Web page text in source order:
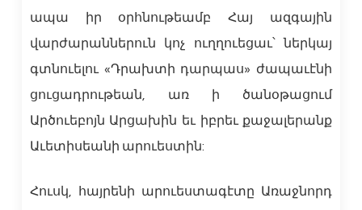
ապա իր օրհնութեամբ Հայ ազգային
վարժարաններուն կոչ ուղղուեցաւ՝ ներկայ
գտնուելու «Դրախտի դարպաս» ժապաւէնի
ցուցադրութեան, առ ի ծանօթացում
Արծուեբոյն Արցախին եւ իբրեւ քաջալերանք
Աւետիսեանի արուեստին:
Հուսկ, հայրենի արուեստագէտը Առաջնորդ